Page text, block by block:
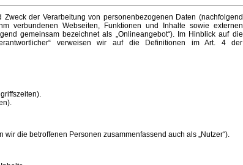
der Verarbeitung von personenbezogenen Daten (nachfolgend
verbundenen Webseiten, Funktionen und Inhalte sowie externen
gemeinsam bezeichnet als „Onlineangebot“). Im Hinblick auf die
verweisen wir auf die Definitionen im Art. 4 der
die betroffenen Personen zusammenfassend auch als „Nutzer“).